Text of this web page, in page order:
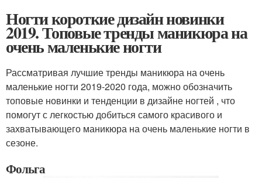
Ногти короткие дизайн новинки
2019. Топовые тренды маникюра на
очень маленькие ногти
Рассматривая лучшие тренды маникюра на очень
маленькие ногти 2019-2020 года, можно обозначить
топовые новинки и тенденции в дизайне ногтей , что
помогут с легкостью добиться самого красивого и
захватывающего маникюра на очень маленькие ногти в
сезоне.
Фольга